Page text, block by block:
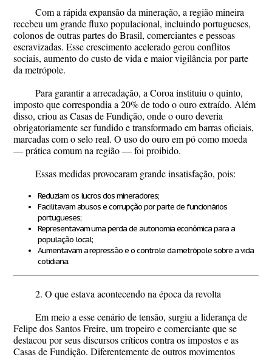
Com a rápida expansão da mineração, a região mineira
recebeu um grande fluxo populacional, incluindo portugueses,
colonos de outras partes do Brasil, comerciantes e pessoas
escravizadas. Esse crescimento acelerado gerou conflitos
sociais, aumento do custo de vida e maior vigilância por parte
da metrópole.
Para garantir a arrecadação, a Coroa instituiu oquinto,
imposto que correspondia a 20% de todo o ouro extraído. Além
disso, criou asCasas de Fundição, onde o ouro deveria
obrigatoriamente ser fundido e transformado em barras oficiais,
marcadas com o selo real. O uso do ouro em pó como moeda
— prática comum na região — foi proibido.
Essas medidas provocaram grande insatisfação, pois:
Reduziam os lucros dos mineradores;
Facilitavam abusos e corrupção por parte de funcionários
portugueses;
Representavam uma perda de autonomia econômica para a
população local;
Aumentavam a repressão e o controle da metrópole sobre a vida
cotidiana.
2. O que estava acontecendo na época da revolta
Em meio a esse cenário de tensão, surgiu a liderança de
Felipe dos Santos Freire, um tropeiro e comerciante que se
destacou por seus discursos críticos contra os impostos e as
Casas de Fundição. Diferentemente de outros movimentos